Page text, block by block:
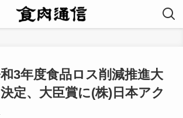
和3年度食品ロス削減推進大
定、大臣賞に(株)日本アク